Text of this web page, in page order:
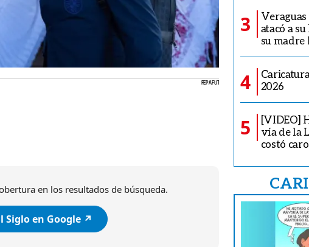
FEPAFUT
Adalberto Carrasquilla firma
en los resultados de búsqueda.
Siglo en Google ↗️
3
atacó a
su madre
4
2026
5
[VIDEO]
vía de la
costó caro